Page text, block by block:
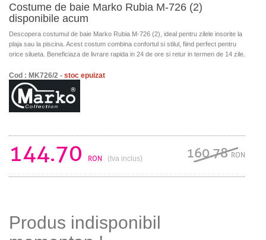
Costume de baie Marko Rubia M-726 (2)
disponibile acum
Descopera costumul de baie Marko Rubia M-726 (2), ideal pentru zilele insorite la
plaja sau la piscina. Acest costum combina confortul si stilul, fiind perfect pentru
orice silueta. Beneficiaza de livrare rapida in 24 de ore si retur in termen de 14 zile.
Cod : MK726/2 - stoc epuizat
144.70 RON (tva inclus) 160.78RON
Produs indisponibil